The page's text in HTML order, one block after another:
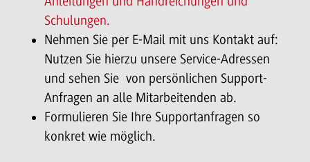
Schulungen.
Nehmen Sie per E-Mail mit uns Kontakt auf:
Nutzen Sie hierzu unsere Service-Adressen
und sehen Sie von persönlichen Support-
Anfragen an alle Mitarbeitenden ab.
Formulieren Sie Ihre Supportanfragen so
konkret wie möglich.